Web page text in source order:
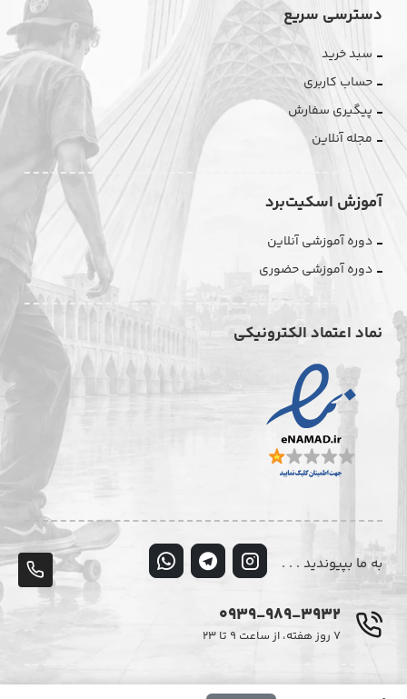
دسترسی سریع
سبد خرید
حساب کاربری
پیگیری سفارش
مجله آنلاین
آموزش اسکیت‌برد
دوره آموزشی آنلاین
دوره آموزشی حضوری
نماد اعتماد الکترونیکی
به ما بپیوندید . . .
0939-989-3932
۷ روز هفته، از ساعت ۹ تا ۲۳
© تمامی حقوق این وبسایت متعلق به فروشگاه اینترنتی دیزایر می‌باشد.